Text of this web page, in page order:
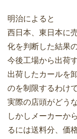
明治によると
西日本、東日本に
化を判断した結果
今後工場から出荷
出荷したカールを
のを制限するわけ
実際の店頭がどう
しかしメーカーか
るには送料分、価